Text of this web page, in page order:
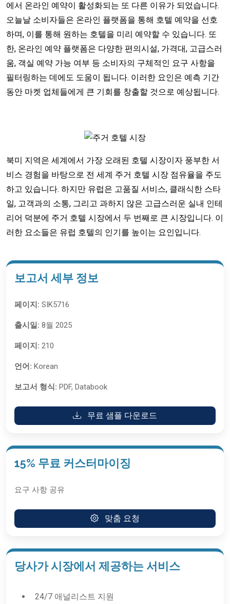
에서 온라인 예약이 활성화되는 또 다른 이유가 되었습니다.
오늘날 소비자들은 온라인 플랫폼을 통해 호텔 예약을 선호
하며, 이를 통해 원하는 호텔을 미리 예약할 수 있습니다. 또
한, 온라인 예약 플랫폼은 다양한 편의시설, 가격대, 고급스러
움, 객실 예약 가능 여부 등 소비자의 구체적인 요구 사항을
필터링하는 데에도 도움이 됩니다. 이러한 요인은 예측 기간
동안 마켓 업체들에게 큰 기회를 창출할 것으로 예상됩니다.
북미 지역은 세계에서 가장 오래된 호텔 시장이자 풍부한 서
비스 경험을 바탕으로 전 세계 주거 호텔 시장 점유율을 주도
하고 있습니다. 하지만 유럽은 고품질 서비스, 클래식한 스타
일, 고객과의 소통, 그리고 과하지 않은 고급스러운 실내 인테
리어 덕분에 주거 호텔 시장에서 두 번째로 큰 시장입니다. 이
러한 요소들은 유럽 호텔의 인기를 높이는 요인입니다.
보고서 세부 정보
페이지: SIK5716
출시일: 8월 2025
페이지: 210
언어: Korean
보고서 형식: PDF, Databook
무료 샘플 다운로드
15% 무료 커스터마이징
요구 사항 공유
맞춤 요청
당사가 시장에서 제공하는 서비스
24/7 애널리스트 지원